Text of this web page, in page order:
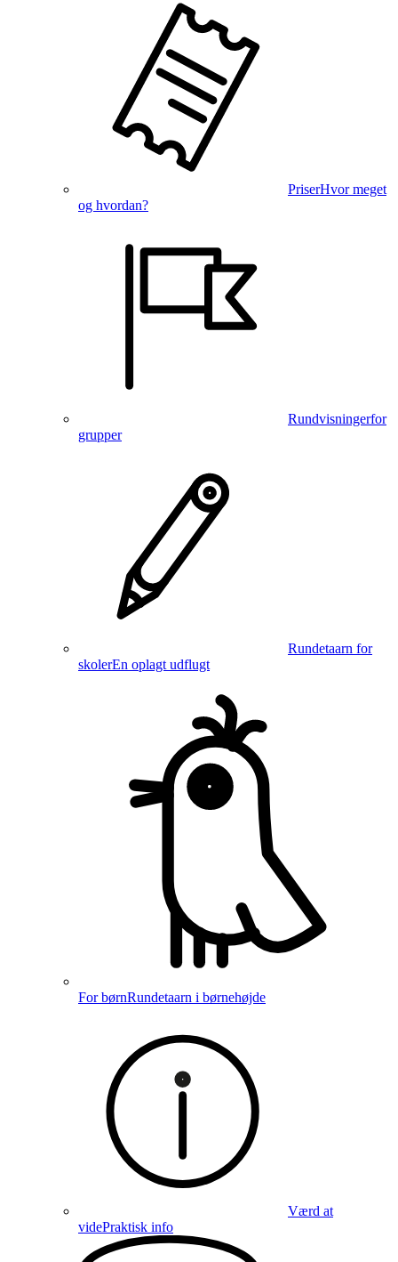
PriserHvor meget
og hvordan?
Rundvisningerfor
grupper
Rundetaarn for
skolerEn oplagt udflugt
For børnRundetaarn i børnehøjde
Værd at
videPraktisk info